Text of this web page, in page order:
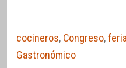
cocineros, Congreso,feria
Gastronómico